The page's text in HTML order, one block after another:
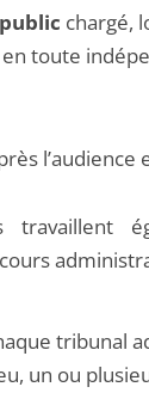
chargé,
toute
travaillent
tribunal
un ou